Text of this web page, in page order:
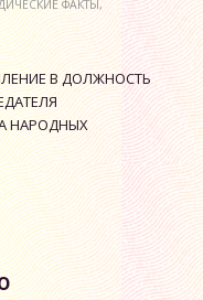
ФАКТЫ,
В ДОЛЖНОСТЬ
НАРОДНЫХ